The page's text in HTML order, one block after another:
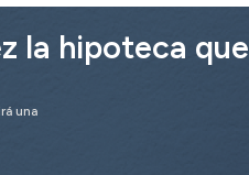
la hipoteca que
una